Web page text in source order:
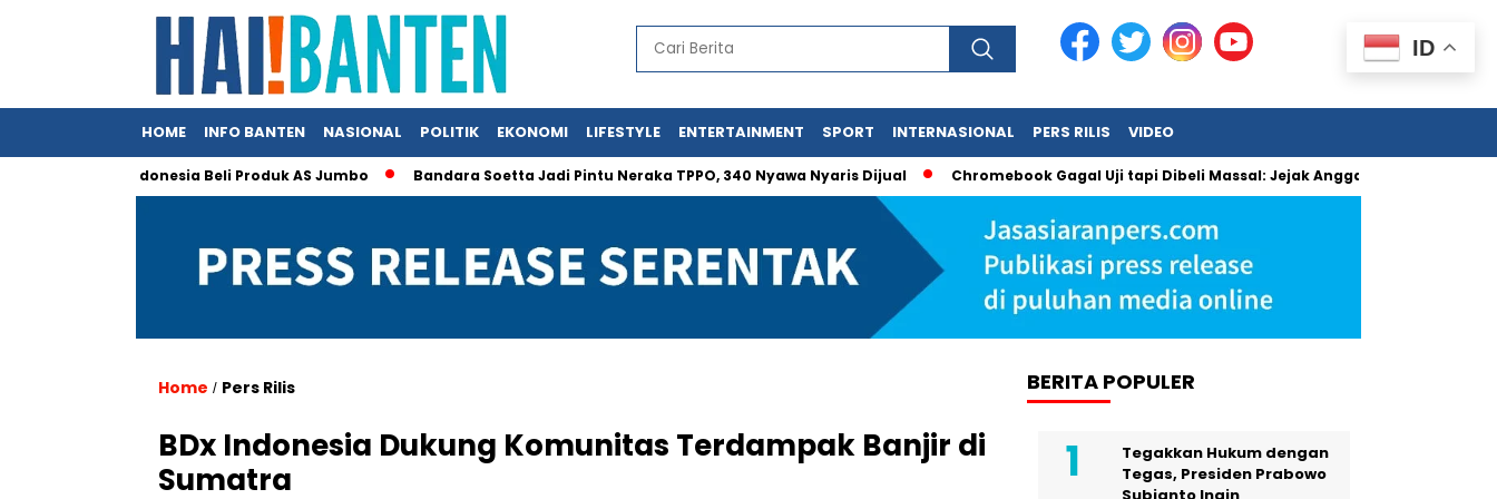
HOME INFO BANTEN NASIONAL POLITIK EKONOMI LIFESTYLE ENTERTAINMENT SPORT INTERNASIONAL PERS RILIS VIDEO
Klaim Indonesia Beli Produk AS Jumbo Bandara Soetta Jadi Pintu Neraka TPPO, 340 Nyawa Nyaris Dijual Chromebook Gagal Uji tapi Dibeli Massal: Jejak Anggaran Jumbo dan
Home / Pers Rilis
BDx Indonesia Dukung Komunitas Terdampak Banjir di
Sumatra
BERITA POPULER
Tegakkan Hukum dengan
Tegas, Presiden Prabowo
ID